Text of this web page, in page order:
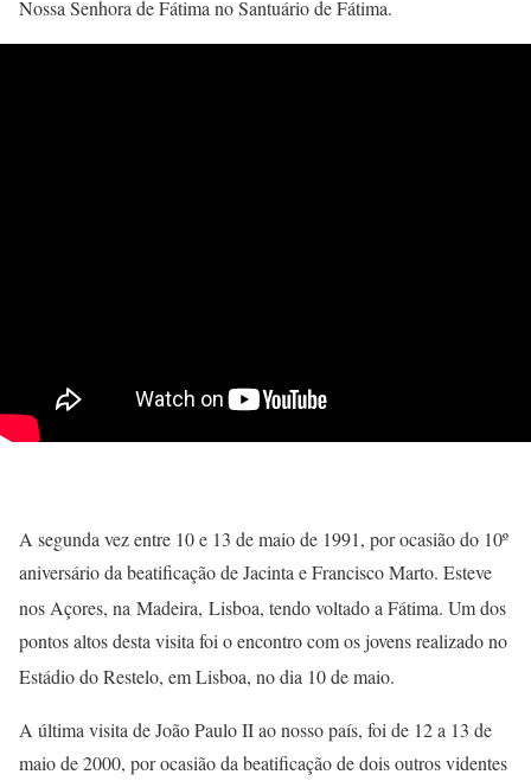
Nossa Senhora de Fátima no Santuário de Fátima.
A segunda vez entre 10 e 13 de maio de 1991, por ocasião do 10º
aniversário da beatificação de Jacinta e Francisco Marto. Esteve
nos Açores, na Madeira, Lisboa, tendo voltado a Fátima. Um dos
pontos altos desta visita foi o encontro com os jovens realizado no
Estádio do Restelo, em Lisboa, no dia 10 de maio.
A última visita de João Paulo II ao nosso país, foi de 12 a 13 de
maio de 2000, por ocasião da beatificação de dois outros videntes